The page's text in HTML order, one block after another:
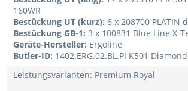
160WR
Bestückung UT (kurz): 6 x 208700 PLATIN
Bestückung GB-1: 3 x 100831 Blue Line X-
Geräte-Hersteller: Ergoline
Butler-ID: 1402.ERG.02.BL.PI K501 Diamond
Leistungsvarianten: Premium Royal